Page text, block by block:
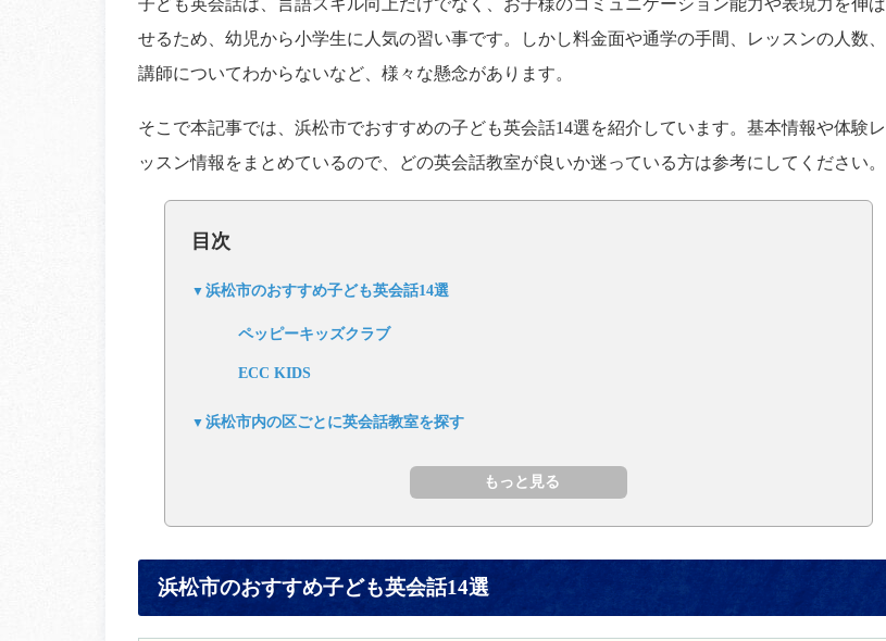
子ども英会話は、言語スキル向上だけでなく、お子様のコミュニケーション能力や表現力を伸ば
せるため、幼児から小学生に人気の習い事です。しかし料金面や通学の手間、レッスンの人数、
講師についてわからないなど、様々な懸念があります。
そこで本記事では、浜松市でおすすめの子ども英会話14選を紹介しています。基本情報や体験レ
ッスン情報をまとめているので、どの英会話教室が良いか迷っている方は参考にしてください。
目次
浜松市のおすすめ子ども英会話14選
ペッピーキッズクラブ
ECC KIDS
浜松市内の区ごとに英会話教室を探す
浜松市のおすすめ子ども英会話14選